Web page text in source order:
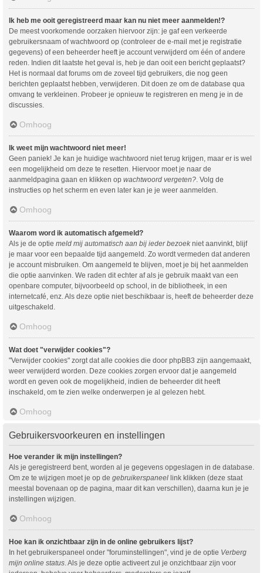
Ik heb me ooit geregistreerd maar kan nu niet meer aanmelden!?
De meest voorkomende oorzaken hiervoor zijn: je gaf een verkeerde
gebruikersnaam of wachtwoord op (controleer de e-mail met je registratie
gegevens) of een beheerder heeft je account verwijderd om één of andere
reden. Indien dit laatste het geval is, heb je dan ooit een bericht geplaatst?
Het is normaal dat forums om de zoveel tijd gebruikers, die nog geen
berichten geplaatst hebben, verwijderen. Dit doen ze om de database qua
omvang te verkleinen. Probeer je opnieuw te registreren en meng je in de
discussies.
Omhoog
Ik weet mijn wachtwoord niet meer!
Geen paniek! Je kan je huidige wachtwoord niet terug krijgen, maar er is wel
een mogelijkheid om deze te resetten. Hiervoor moet je naar de
aanmeldpagina gaan en klikken op wachtwoord vergeten? . Volg de
instructies op het scherm en even later kan je je weer aanmelden.
Omhoog
Waarom word ik automatisch afgemeld?
Als je de optie meld mij automatisch aan bij ieder bezoek niet aanvinkt, blijf
je maar voor een bepaalde tijd aangemeld. Zo wordt vermeden dat anderen
je account misbruiken. Om aangemeld te blijven, moet je bij het aanmelden
die optie aanvinken. We raden dit echter af als je gebruik maakt van een
openbare computer, bijvoorbeeld op school, in de bibliotheek, in een
internetcafé, enz. Als deze optie niet beschikbaar is, heeft de beheerder deze
uitgeschakeld.
Omhoog
Wat doet "verwijder cookies"?
"Verwijder cookies" zorgt dat alle cookies die door phpBB3 zijn aangemaakt,
weer verwijderd worden. Deze cookies zorgen ervoor dat je aangemeld
wordt en geven ook de mogelijkheid, indien de beheerder dit heeft
inschakeld, om te zien welke onderwerpen je al gelezen hebt.
Omhoog
Gebruikersvoorkeuren en instellingen
Hoe verander ik mijn instellingen?
Als je geregistreerd bent, worden al je gegevens opgeslagen in de database.
Om ze te wijzigen moet je op de gebruikerspaneel link klikken (deze staat
meestal bovenaan op de pagina, maar dit kan verschillen), daarna kun je je
instellingen wijzigen.
Omhoog
Hoe kan ik onzichtbaar zijn in de online gebruikers lijst?
In het gebruikerspaneel onder "foruminstellingen", vind je de optie Verberg
mijn online status . Als je deze optie activeert zul je onzichtbaar zijn voor